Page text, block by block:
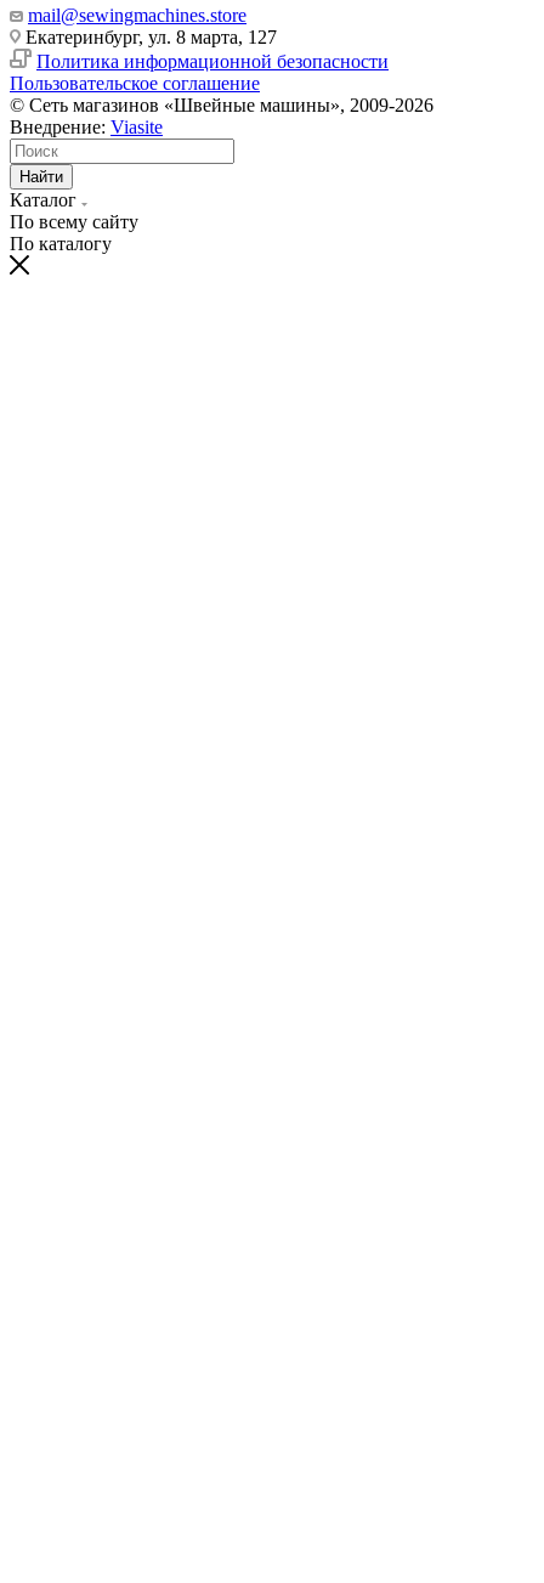
mail@sewingmachines.store
Екатеринбург, ул. 8 марта, 127
Политика информационной безопасности
Пользовательское соглашение
© Сеть магазинов «Швейные машины», 2009-2026
Внедрение: Viasite
Найти
Каталог
По всему сайту
По каталогу